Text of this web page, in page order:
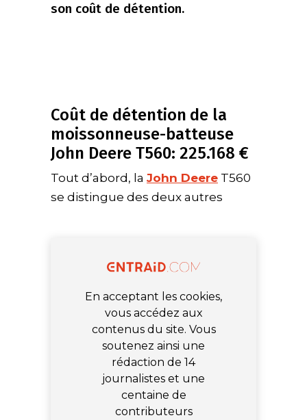
son coût de détention.
Coût de détention de la
moissonneuse-batteuse
John Deere T560: 225.168 €
Tout d’abord, la John Deere T560
se distingue des deux autres
En acceptant les cookies,
vous accédez aux
contenus du site. Vous
soutenez ainsi une
rédaction de 14
journalistes et une
centaine de
contributeurs